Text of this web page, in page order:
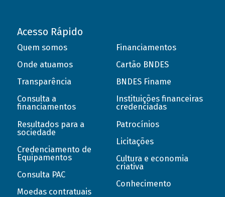
Acesso Rápido
Quem somos
Onde atuamos
Transparência
Consulta a
financiamentos
Resultados para a
sociedade
Credenciamento de
Equipamentos
Consulta PAC
Moedas contratuais
Financiamentos
Cartão BNDES
BNDES Finame
Instituições financeiras
credenciadas
Patrocínios
Licitações
Cultura e economia
criativa
Conhecimento